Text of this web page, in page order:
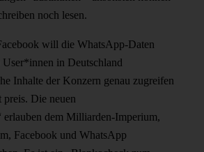
noch lesen.
will die WhatsApp-Daten
in Deutschland
Inhalte der Konzern genau zugreifen
Die neuen
erlauben dem Milliarden-Imperium,
Facebook und WhatsApp